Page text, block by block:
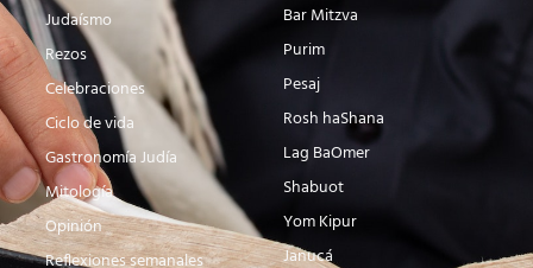
Judaísmo
Rezos
Celebraciones
Ciclo de vida
Gastronomía Judía
Mitología
Opinión
Reflexiones semanales
Bar Mitzva
Purim
Pesaj
Rosh haShana
Lag BaOmer
Shabuot
Yom Kipur
Janucá